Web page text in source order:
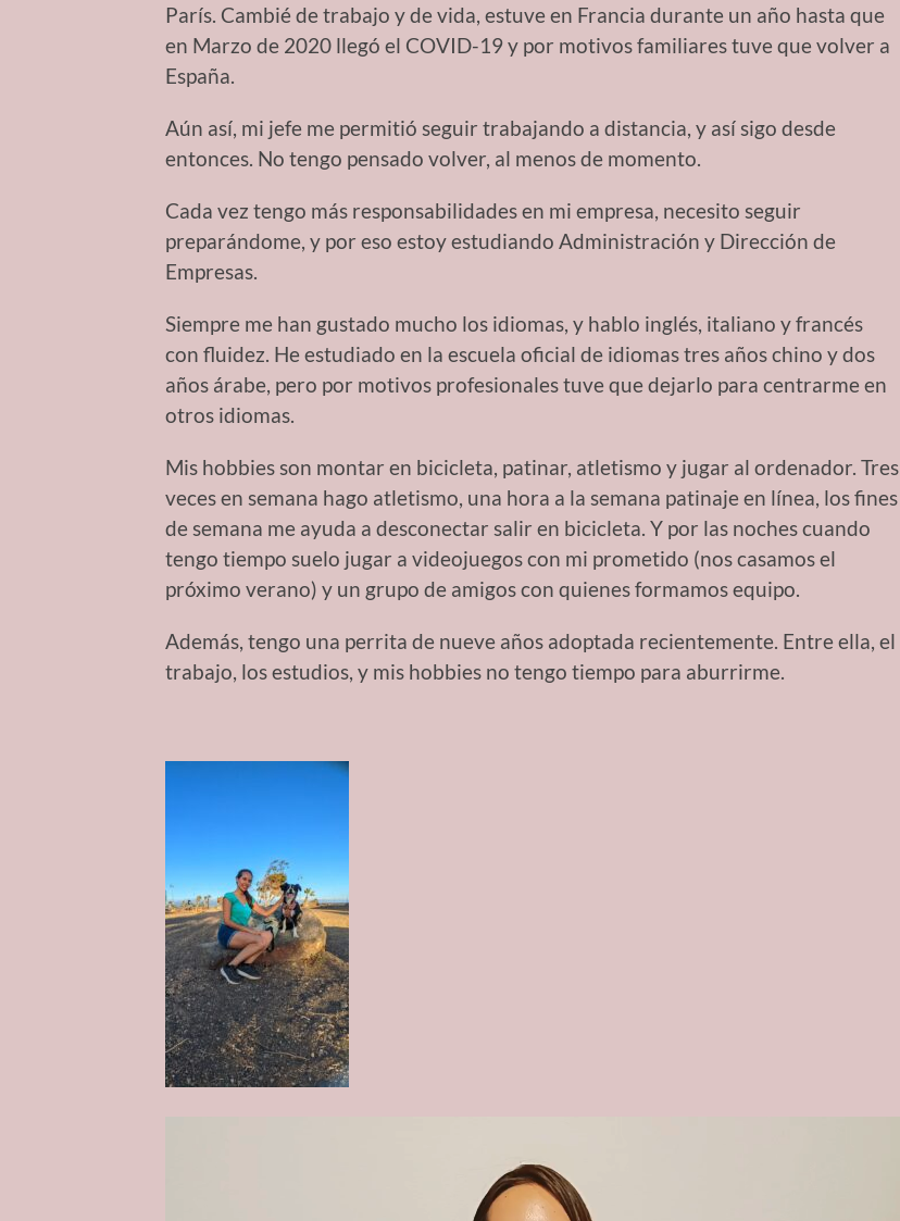
París. Cambié de trabajo y de vida, estuve en Francia durante un año hasta que
en Marzo de 2020 llegó el COVID-19 y por motivos familiares tuve que volver a
España.
Aún así, mi jefe me permitió seguir trabajando a distancia, y así sigo desde
entonces. No tengo pensado volver, al menos de momento.
Cada vez tengo más responsabilidades en mi empresa, necesito seguir
preparándome, y por eso estoy estudiando Administración y Dirección de
Empresas.
Siempre me han gustado mucho los idiomas, y hablo inglés, italiano y francés
con fluidez. He estudiado en la escuela oficial de idiomas tres años chino y dos
años árabe, pero por motivos profesionales tuve que dejarlo para centrarme en
otros idiomas.
Mis hobbies son montar en bicicleta, patinar, atletismo y jugar al ordenador. Tres
veces en semana hago atletismo, una hora a la semana patinaje en línea, los fines
de semana me ayuda a desconectar salir en bicicleta. Y por las noches cuando
tengo tiempo suelo jugar a videojuegos con mi prometido (nos casamos el
próximo verano) y un grupo de amigos con quienes formamos equipo.
Además, tengo una perrita de nueve años adoptada recientemente. Entre ella, el
trabajo, los estudios, y mis hobbies no tengo tiempo para aburrirme.